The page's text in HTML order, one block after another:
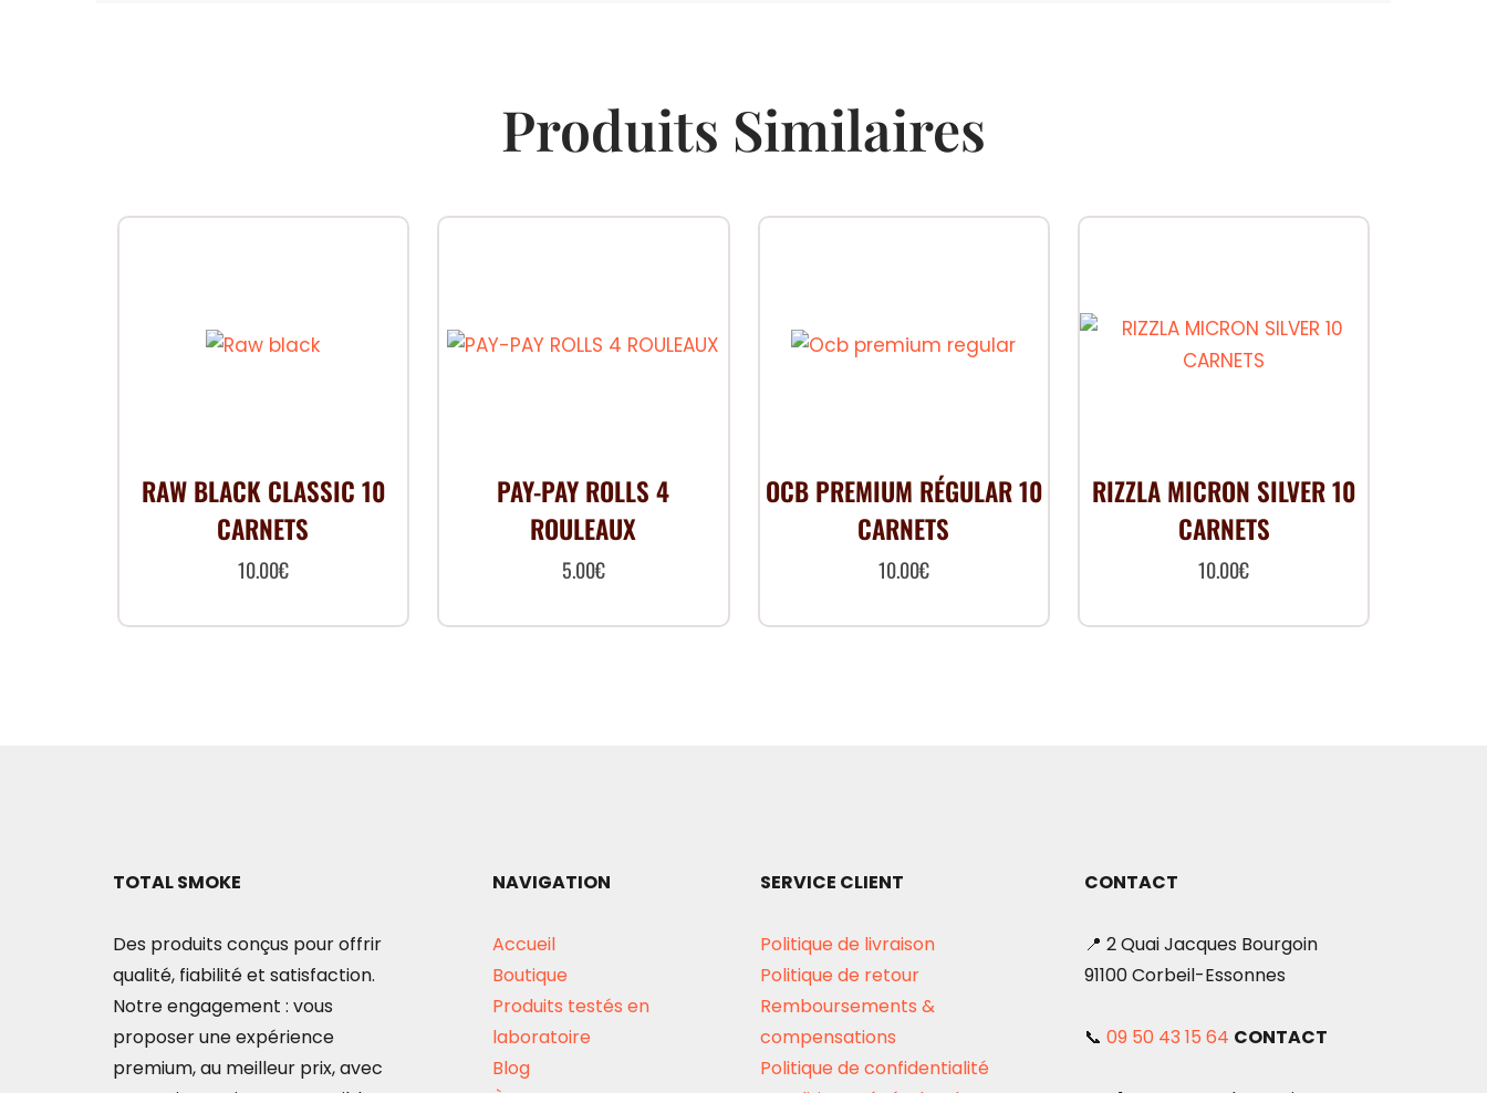
Produits Similaires
RAW BLACK CLASSIC 10
CARNETS
10.00€
PAY-PAY ROLLS 4
ROULEAUX
5.00€
OCB PREMIUM RÉGULAR 10
CARNETS
10.00€
RIZZLA MICRON SILVER 10
CARNETS
10.00€
TOTAL SMOKE
Des produits conçus pour offrir
qualité, fiabilité et satisfaction.
Notre engagement : vous
proposer une expérience
premium, au meilleur prix, avec
NAVIGATION
Accueil
Boutique
Produits testés en
laboratoire
Blog
SERVICE CLIENT
Politique de livraison
Politique de retour
Remboursements &
compensations
Politique de confidentialité
CONTACT
📍 2 Quai Jacques Bourgoin
91100 Corbeil-Essonnes
📞 09 50 43 15 64 CONTACT